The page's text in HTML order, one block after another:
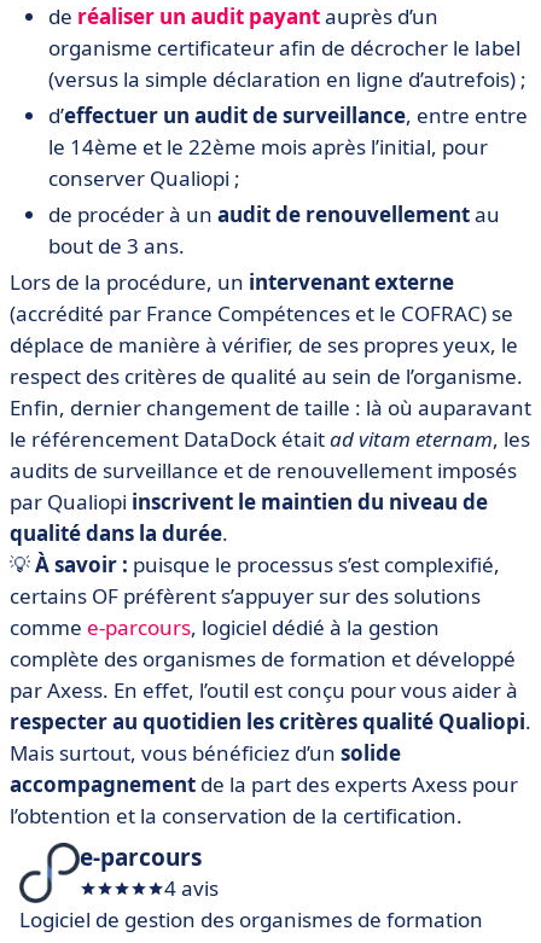
de réaliser un audit payantauprès d’un
organisme certificateur afin de décrocher le label
(versus la simple déclaration en ligne d’autrefois) ;
d’effectuer un audit de surveillance, entre entre
le 14ème et le 22ème mois après l’initial, pour
conserver Qualiopi ;
de procéder à un audit de renouvellementau
bout de 3 ans.
Lors de la procédure, un intervenant externe
(accrédité par France Compétences et le COFRAC) se
déplace de manière à vérifier, de ses propres yeux, le
respect des critères de qualité au sein de l’organisme.
Enfin, dernier changement de taille : là où auparavant
le référencement DataDock étaitad vitam eternam, les
audits de surveillance et de renouvellement imposés
par Qualiopi inscrivent le maintien du niveau de
qualité dans la durée.
💡À savoir : puisque le processus s’est complexifié,
certains OF préfèrent s’appuyer sur des solutions
comme e-parcours, logiciel dédié à la gestion
complète des organismes de formation et développé
par Axess. En effet, l’outil est conçu pour vous aider à
respecter au quotidien les critères qualité Qualiopi.
Mais surtout, vous bénéficiez d’un solide
accompagnement de la part des experts Axess pour
l’obtention et la conservation de la certification.
e-parcours
4 avis
Logiciel de gestion des organismes de formation